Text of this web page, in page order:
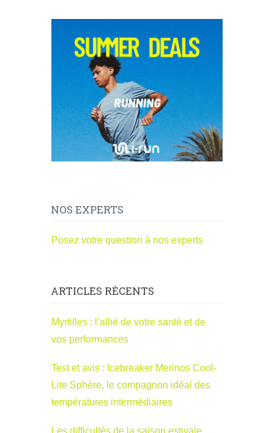
NOS EXPERTS
Posez votre question à nos experts
ARTICLES RÉCENTS
Myrtilles : l’allié de votre santé et de
vos performances
Test et avis : Icebreaker Merinos Cool-
Lite Sphère, le compagnon idéal des
températures intermédiaires
Les difficultés de la saison estivale